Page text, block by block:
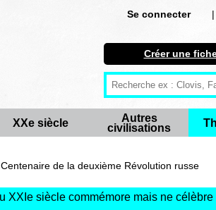
Se connecter |
S'inscrire
Créer une fiche
Antiquité
Moyen Age
Epoque moderne
Créer une
XXe siècle
Autres
civilisations
de la deuxième Révolution russe
XXIe siècle commémore mais ne célèbre